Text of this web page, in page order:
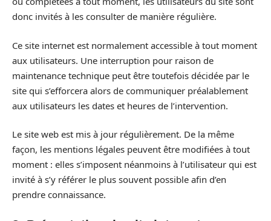
donc invités à les consulter de manière régulière.
Ce site internet est normalement accessible à tout moment
aux utilisateurs. Une interruption pour raison de
maintenance technique peut être toutefois décidée par le
site qui s’efforcera alors de communiquer préalablement
aux utilisateurs les dates et heures de l’intervention.
Le site web est mis à jour régulièrement. De la même
façon, les mentions légales peuvent être modifiées à tout
moment : elles s’imposent néanmoins à l’utilisateur qui est
invité à s’y référer le plus souvent possible afin d’en
prendre connaissance.